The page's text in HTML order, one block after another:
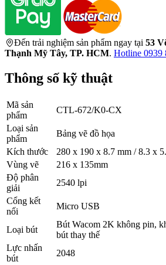
Đến trải nghiệm sản phẩm ngay tại 53
Thạnh Mỹ Tây, TP. HCM. Hotline 0939
Thông số kỹ thuật
Mã sản
phẩm
CTL-672/K0-CX
Loại sản
phẩm
Bảng vẽ đồ họa
Kích thước
280 x 190 x 8.7 mm / 8.3 x
Vùng vẽ
216 x 135mm
Độ phân
giải
2540 lpi
Cổng kết
nối
Micro USB
Loại bút
Bút Wacom 2K không pin,
bút thay thế
Lực nhấn
bút
2048